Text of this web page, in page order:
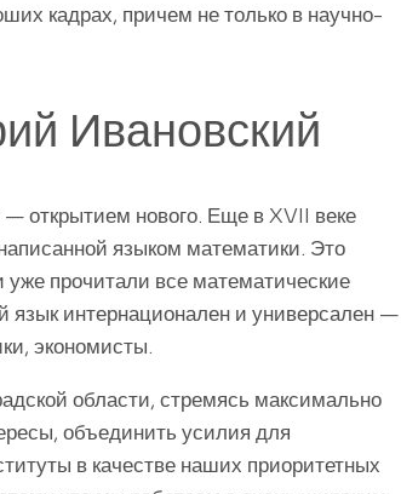
кадрах, причем не только в научно-
Ивановский
— открытием нового. Еще в XVII веке
языком математики. Это
прочитали все математические
язык интернационален и универсален —
экономисты.
области, стремясь максимально
объединить усилия для
в качестве наших приоритетных